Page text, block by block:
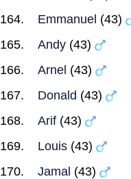
Emmanuel (43)
Andy (43)
Arnel (43)
Donald (43)
Arif (43)
Louis (43)
Jamal (43)